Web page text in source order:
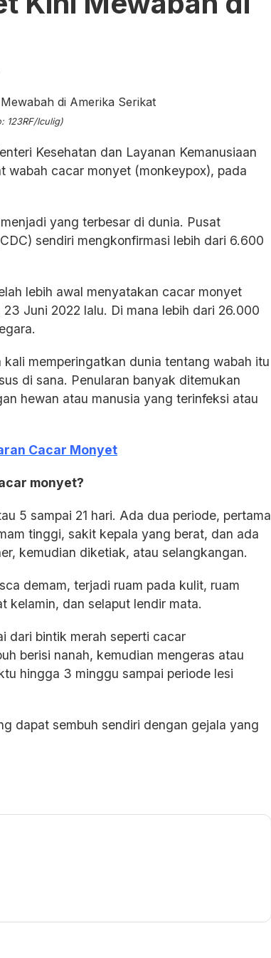
123RF/lculig)
Kesehatan dan Layanan Kemanusiaan
wabah cacar monyet (monkeypox), pada
yang terbesar di dunia. Pusat
sendiri mengkonfirmasi lebih dari 6.600
lebih awal menyatakan cacar monyet
Juni 2022 lalu. Di mana lebih dari 26.000
memperingatkan dunia tentang wabah itu
di sana. Penularan banyak ditemukan
hewan atau manusia yang terinfeksi atau
Cacar Monyet
monyet?
5 sampai 21 hari. Ada dua periode, pertama
tinggi, sakit kepala yang berat, dan ada
kemudian diketiak, atau selangkangan.
demam, terjadi ruam pada kulit, ruam
kelamin, dan selaput lendir mata.
dari bintik merah seperti cacar
berisi nanah, kemudian mengeras atau
hingga 3 minggu sampai periode lesi
dapat sembuh sendiri dengan gejala yang